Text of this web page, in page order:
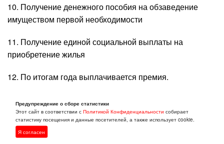
10. Получение денежного пособия на обзаведение
имуществом первой необходимости
11. Получение единой социальной выплаты на
приобретение жилья
12. По итогам года выплачивается премия.
- наличие среднего полного общего образования
Предупреждение о сборе статистики
Этот сайт в соответствии сПолитикой Конфиденциальности собирает
статистику посещения и данные посетителей, а также использует cookie.
Я согласен